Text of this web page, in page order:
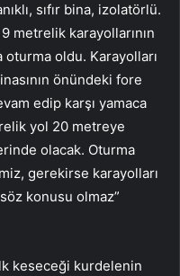
sıfır bina, izolatörlü.
metrelik karayollarının
oturma oldu. Karayolları
önündeki fore
edip karşı yamaca
yol 20 metreye
olacak. Oturma
gerekirse karayolları
konusu olmaz”
keseceği kurdelenin